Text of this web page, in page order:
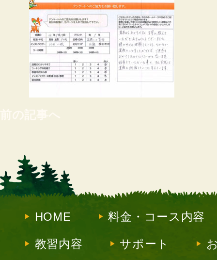
HOME 料金・コース内容
教習内容 サポート